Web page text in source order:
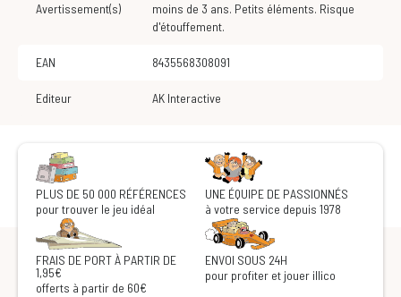
Avertissement(s)
moins de 3 ans. Petits éléments. Risque
d'étouffement.
EAN 8435568308091
Editeur AK Interactive
PLUS DE 50 000 RÉFÉRENCES
pour trouver le jeu idéal
UNE ÉQUIPE DE PASSIONNÉS
à votre service depuis 1978
FRAIS DE PORT À PARTIR DE
1,95€
offerts à partir de 60€
ENVOI SOUS 24H
pour profiter et jouer illico